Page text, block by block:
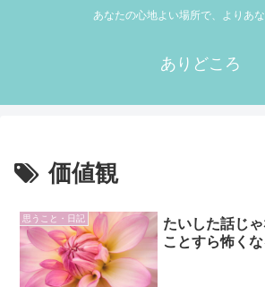
あなたの心地よい場所で、よりあな
ありどころ
価値観
思うこと・日記
たいした話じ
ことすら怖く